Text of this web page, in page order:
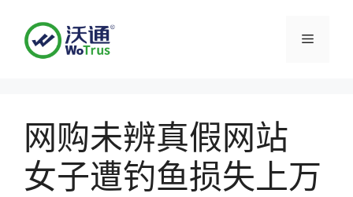
content
Menu
网购未辨真假网站
女子遭钓鱼损失上万